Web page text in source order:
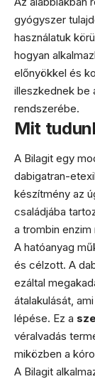
gyógyszer
használatuk
hogyan
előnyökkel és
illeszkednek be
rendszerébe.
Mit
A Bilagit egy
dabigatran-
készítmény az
családjába
a trombin
A hatóanyag
és célzott. A
ezáltal
átalakulását,
lépése. Ez a
véralvadás
miközben a
A Bilagit